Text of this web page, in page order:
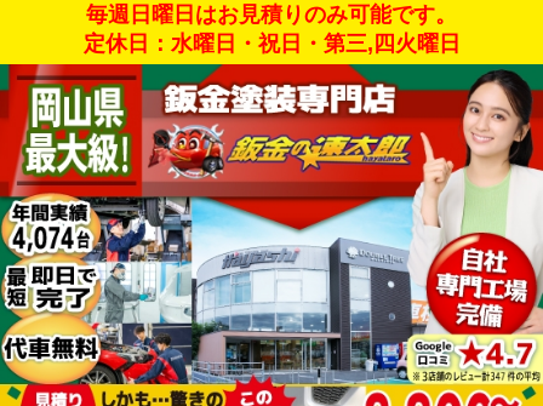
毎週日曜日はお見積りのみ可能です。
定休日：水曜日・祝日・第三,四火曜日